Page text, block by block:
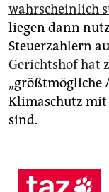
wahrscheinlich
liegen dann
Steuerzahlern
Gerichtshof hat
„größtmögliche
Klimaschutz mit
sind.